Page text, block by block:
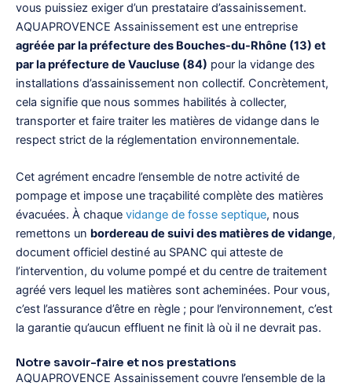
vous puissiez exiger d’un prestataire d’assainissement.
AQUAPROVENCE Assainissement est une entreprise
agréée par la préfecture des Bouches-du-Rhône (13) et
par la préfecture de Vaucluse (84) pour la vidange des
installations d’assainissement non collectif. Concrètement,
cela signifie que nous sommes habilités à collecter,
transporter et faire traiter les matières de vidange dans le
respect strict de la réglementation environnementale.
Cet agrément encadre l’ensemble de notre activité de
pompage et impose une traçabilité complète des matières
évacuées. À chaque vidange de fosse septique, nous
remettons un bordereau de suivi des matières de vidange,
document officiel destiné au SPANC qui atteste de
l’intervention, du volume pompé et du centre de traitement
agréé vers lequel les matières sont acheminées. Pour vous,
c’est l’assurance d’être en règle ; pour l’environnement, c’est
la garantie qu’aucun effluent ne finit là où il ne devrait pas.
Notre savoir-faire et nos prestations
AQUAPROVENCE Assainissement couvre l’ensemble de la